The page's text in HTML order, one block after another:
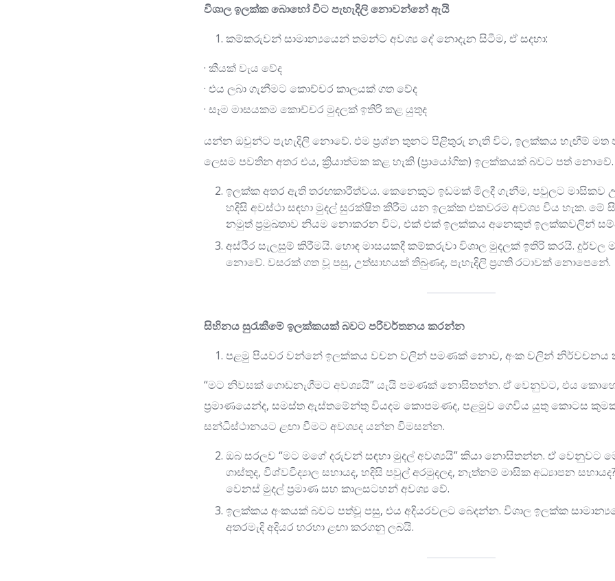
විශාල ඉලක්ක බොහෝ විට පැහැදිලි නොවන්නේ ඇයි
කම්කරුවන් සාමාන්‍යයෙන් තමන්ට අවශ්‍ය දේ නොදැන සිටීම, ඒ සදහා:
· කීයක් වැය වේද
· එය ලබා ගැනීමට කොච්චර කාලයක් ගත වේද
· සෑම මාසයකම කොච්චර මුදලක් ඉතිරි කළ යුතුද
යන්න ඔවුන්ට පැහැදිලි නොවේ. එම ප්‍රශ්න තුනට පිළිතුරු නැති විට, ඉලක්කය හැඟීම්
ලෙසම පවතින අතර එය, ක්‍රියාත්මක කළ හැකි (ප්‍රායෝගික) ඉලක්කයක් බවට පත් නොවේ.
ඉලක්ක අතර ඇති තරඟකාරීත්වය. කෙනෙකුට ඉඩමක් මිලදී ගැනීම, පවුලට මාසිකව
හදිසි අවස්ථා සඳහා මුදල් සුරක්ෂිත කිරීම යන ඉලක්ක එකවරම අවශ්‍ය විය හැක. මේ
නමුත් ප්‍රමුඛතාව නියම නොකරන විට, එක් එක් ඉලක්කය අනෙකුත් ඉලක්කවලින්
අස්ථිර සැලසුම් කිරීමයි. හොඳ මාසයකදී කම්කරුවා විශාල මුදලක් ඉතිරි කරයි. දුර්වල
නොවේ. වසරක් ගත වූ පසු, උත්සාහයක් තිබුණද, පැහැදිලි ප්‍රගති රටාවක් නොපෙනේ.
සිහිනය සුරැකීමේ ඉලක්කයක් බවට පරිවර්තනය කරන්න
පළමු පියවර වන්නේ ඉලක්කය වචන වලින් පමණක් නොව, අංක වලින් නිර්වචනය
“මට නිවසක් ගොඩනැගීමට අවශ්‍යයි” යැයි පමණක් නොසිතන්න. ඒ වෙනුවට, එය
ප්‍රමාණයෙන්ද, සමස්ත ඇස්තමේන්තු වියදම කොපමණද, පළමුව ගෙවිය යුතු කොටස
සන්ධිස්ථානයට ළඟා වීමට අවශ්‍යද යන්න විමසන්න.
ඔබ සරලව “මට මගේ දරුවන් සඳහා මුදල් අවශ්‍යයි” කියා නොසිතන්න. ඒ වෙනුවට
ගාස්තුද, විශ්වවිද්‍යාල සහායද, හදිසි පවුල් අරමුදලද, නැත්නම් මාසික අධ්‍යාපන
වෙනස් මුදල් ප්‍රමාණ සහ කාලසටහන් අවශ්‍ය වේ.
ඉලක්කය අංකයක් බවට පත්වූ පසු, එය අදියරවලට බෙදන්න. විශාල ඉලක්ක
අතරමැදි අදියර හරහා ළඟා කරගනු ලබයි.